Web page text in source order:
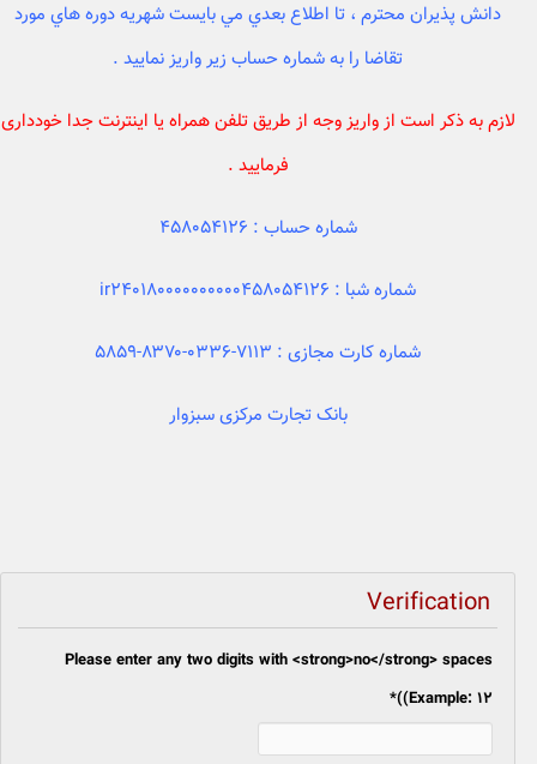
دانش پذيران محترم ، تا اطلاع بعدي مي بايست شهريه دوره هاي مورد
تقاضا را به شماره حساب زير واريز نماييد .
لازم به ذکر است از واریز وجه از طریق تلفن همراه یا اینترنت جدا خودداری
فرمایید .
شماره حساب : ۴۵۸۰۵۴۱۲۶
شماره شبا : ir240180000000000458054126
شماره کارت مجازی : ۷۱۱۳-۰۳۳۶-۸۳۷۰-۵۸۵۹
بانک تجارت مرکزی سبزوار
Verification
Please enter any two digits with <strong>no</strong> spaces
(Example: 12)
*